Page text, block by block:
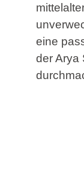
eine
der Arya